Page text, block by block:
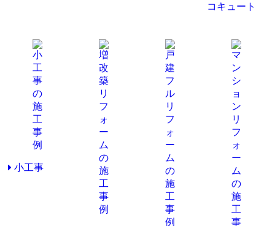
コキュート
小工事